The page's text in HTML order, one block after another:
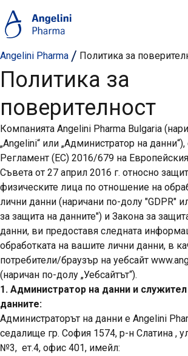
Angelini Pharma Политика за
Политика за
поверителност
Компанията Angelini Pharma Bulgaria
„Angelini“ или „Администратор на
Регламент (ЕС) 2016/679 на
Съвета от 27 април 2016 г. относно
физическите лица по отношение на
лични данни (наричани по-долу "GDPR"
за защита на данните") и Закона за
данни, ви предоставя следната
обработката на вашите лични данни, в
потребители/браузър на уебсайт
(наричан по-долу „Уебсайтът“).
1. Администратор на данни и
данните:
Администраторът на данни е Angelini
седалище гр. София 1574, р-н Слатина ,
№3, ет.4, офис 401, имейл: